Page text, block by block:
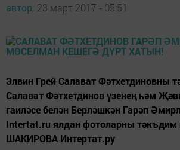
автор, 23 март 2017 - 05:51
Элвин Грей Салават Фәтхетдиновны
Салават Фәтхетдинов үзенең һәм
гаиләсе белән Берләшкән Гарәп
Intertat.ru ялдан фотоларны тәкъдим
ШАКИРОВА Интертат.ру